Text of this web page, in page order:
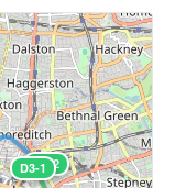
D3-1D3-2